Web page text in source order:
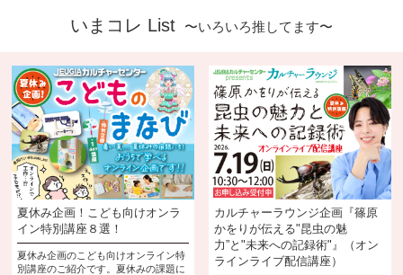
いまコレ List 〜いろいろ推してます〜
夏休み企画！こども向けオンラ
イン特別講座８選！
夏休み企画のこども向けオンライン特
別講座のご紹介です。夏休みの課題に
カルチャーラウンジ企画『篠原
かをりが伝える"昆虫の魅
力”と"未来への記録術"』（オン
ラインライブ配信講座）